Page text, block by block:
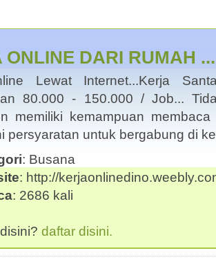
ONLINE DARI RUMAH
Lewat Internet...Kerja
80.000 - 150.000 / Job...
memiliki kemampuan
persyaratan untuk bergabung di
: Busana
: http://
: 2686 kali
daftar disini.